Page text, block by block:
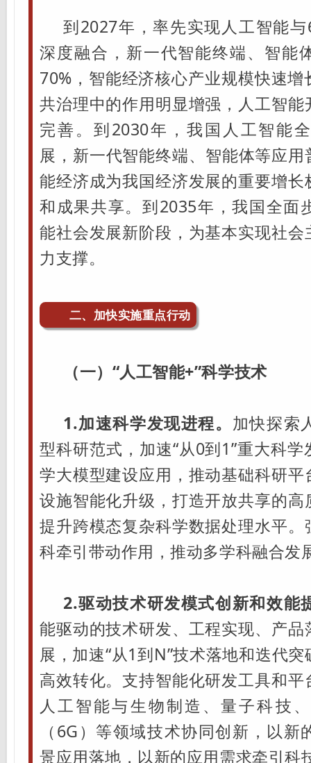
到2027年，率先实现人工智能
深度融合，新一代智能终端、智能
70%，智能经济核心产业规模快速
共治理中的作用明显增强，人工智
完善。到2030年，我国人工智能
展，新一代智能终端、智能体等应
能经济成为我国经济发展的重要增
和成果共享。到2035年，我国全面
能社会发展新阶段，为基本实现社
力支撑。
二、加快实施重点行动
（一）“人工智能+”科学技术
1.加速科学发现进程。 加快探索
型科研范式，加速“从0到1”重大科
学大模型建设应用，推动基础科研
设施智能化升级，打造开放共享的
提升跨模态复杂科学数据处理水平
科牵引带动作用，推动多学科融合发
2.驱动技术研发模式创新和效能
能驱动的技术研发、工程实现、产
展，加速“从1到N”技术落地和迭代
高效转化。支持智能化研发工具和
人工智能与生物制造、量子科技
（6G）等领域技术协同创新，以
景应用落地，以新的应用需求牵引科